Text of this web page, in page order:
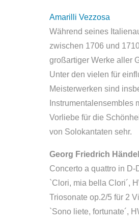
Amarilli Vezzosa
Während seines
zwischen 1706 und
großartiger Werke aller
Unter den vielen für
Meisterwerken sind
Instrumentalensembles
Vorliebe für die
von Solokantaten sehr.
Georg Friedrich
Concerto a quattro in
`Clori, mia bella Clori´,
Triosonate op.2/5 für 2
`Sono liete, fortunate´,